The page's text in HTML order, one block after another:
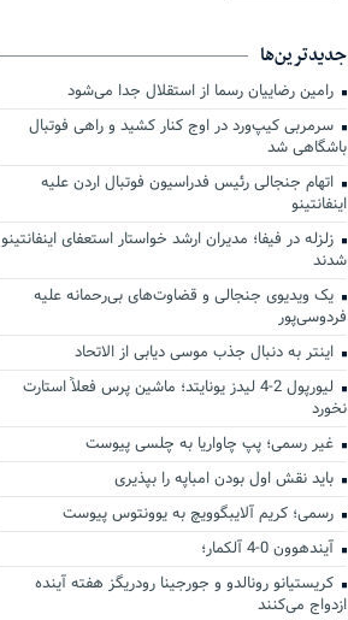
جدیدترین‌ها
رامین رضاییان رسما از استقلال جدا می‌شود
سرمربی کیپ‌ورد در اوج کنار کشید و راهی فوتبال
باشگاهی شد
اتهام جنجالی رئیس فدراسیون فوتبال اردن علیه
اینفانتینو
زلزله در فیفا؛ مدیران ارشد خواستار استعفای اینفانتینو
شدند
یک ویدیوی جنجالی و قضاوت‌های بی‌رحمانه علیه
فردوسی‌پور
اینتر به دنبال جذب موسی دیابی از الاتحاد
لیورپول 2-4 لیدز یونایتد؛ ماشین پرس فعلاً استارت
نخورد
غیر رسمی؛ پپ چاواریا به چلسی پیوست
باید نقش اول بودن امباپه را بپذیری
رسمی؛ کریم آلایبگوویچ به یوونتوس پیوست
آیندهوون 0-4 آلکمار؛
کریستیانو رونالدو و جورجینا رودریگز هفته آینده
ازدواج می‌کنند